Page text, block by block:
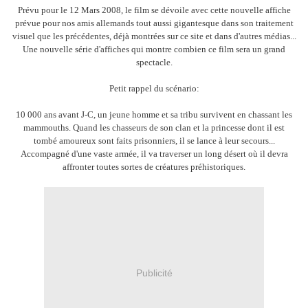
Prévu pour le 12 Mars 2008, le film se dévoile avec cette nouvelle affiche
prévue pour nos amis allemands tout aussi gigantesque dans son traitement
visuel que les précédentes, déjà montrées sur ce site et dans d'autres médias...
Une nouvelle série d'affiches qui montre combien ce film sera un grand
spectacle.
Petit rappel du scénario:
10 000 ans avant J-C, un jeune homme et sa tribu survivent en chassant les
mammouths. Quand les chasseurs de son clan et la princesse dont il est
tombé amoureux sont faits prisonniers, il se lance à leur secours...
Accompagné d'une vaste armée, il va traverser un long désert où il devra
affronter toutes sortes de créatures préhistoriques.
Publicité